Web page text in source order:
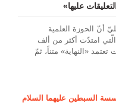
علیها»
أنّ الحوزة العلمیة
الّتي امتدّت أكثر من ألف
تعتمد «النهاية» متناً، ثمّ
السبطين عليهما السلام